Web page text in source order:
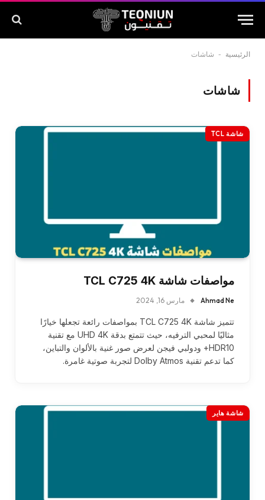
الرئيسية - شاشات
شاشات
شاشة TCL
مواصفات شاشة TCL C725 4K
Ahmad Ne مارس 16, 2024
تتميز شاشة TCL C725 4K بمواصفات رائعة تجعلها خيارًا
مثاليًا لمحبي الترفيه، حيث تتمتع بدقة UHD 4K مع تقنية
HDR10+ ودولبي فيجن لعرض صور غنية بالألوان والتباين،
كما تدعم تقنية Dolby Atmos لتجربة صوتية غامرة.
شاشة هاير